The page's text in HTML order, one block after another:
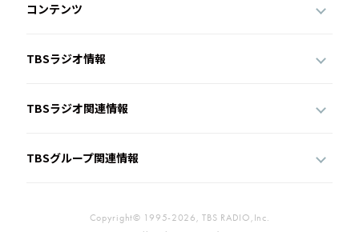
コンテンツ
TBSラジオ情報
TBSラジオ関連情報
TBSグループ関連情報
Copyright© 1995-2026, TBS RADIO,Inc.